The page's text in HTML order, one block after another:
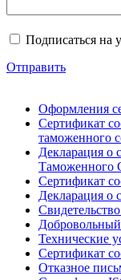
Подписаться на
Отправить
Оформления
Сертификат
таможенного
Декларация о
Таможенного
Сертификат
Декларация о
Технические
Сертификат
Отказное